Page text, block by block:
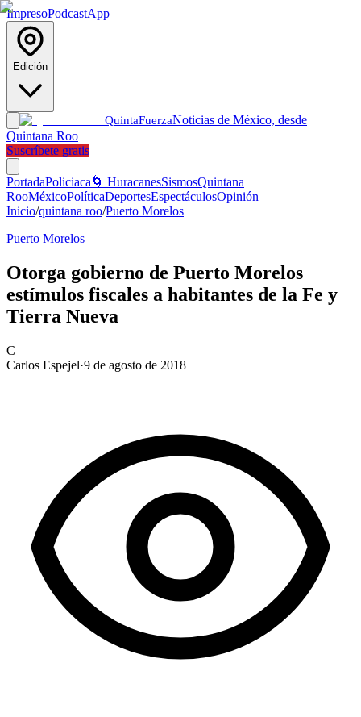
ImpresoPodcastApp
Edición
QuintaFuerzaNoticias de México, desde
Quintana Roo
Suscríbete gratis
PortadaPoliciaca 🌀 HuracanesSismosQuintana
RooMéxicoPolíticaDeportesEspectáculosOpinión
Inicio/quintana roo/Puerto Morelos
Puerto Morelos
Otorga gobierno de Puerto Morelos
estímulos fiscales a habitantes de la Fe y
Tierra Nueva
C
Carlos Espejel·9 de agosto de 2018